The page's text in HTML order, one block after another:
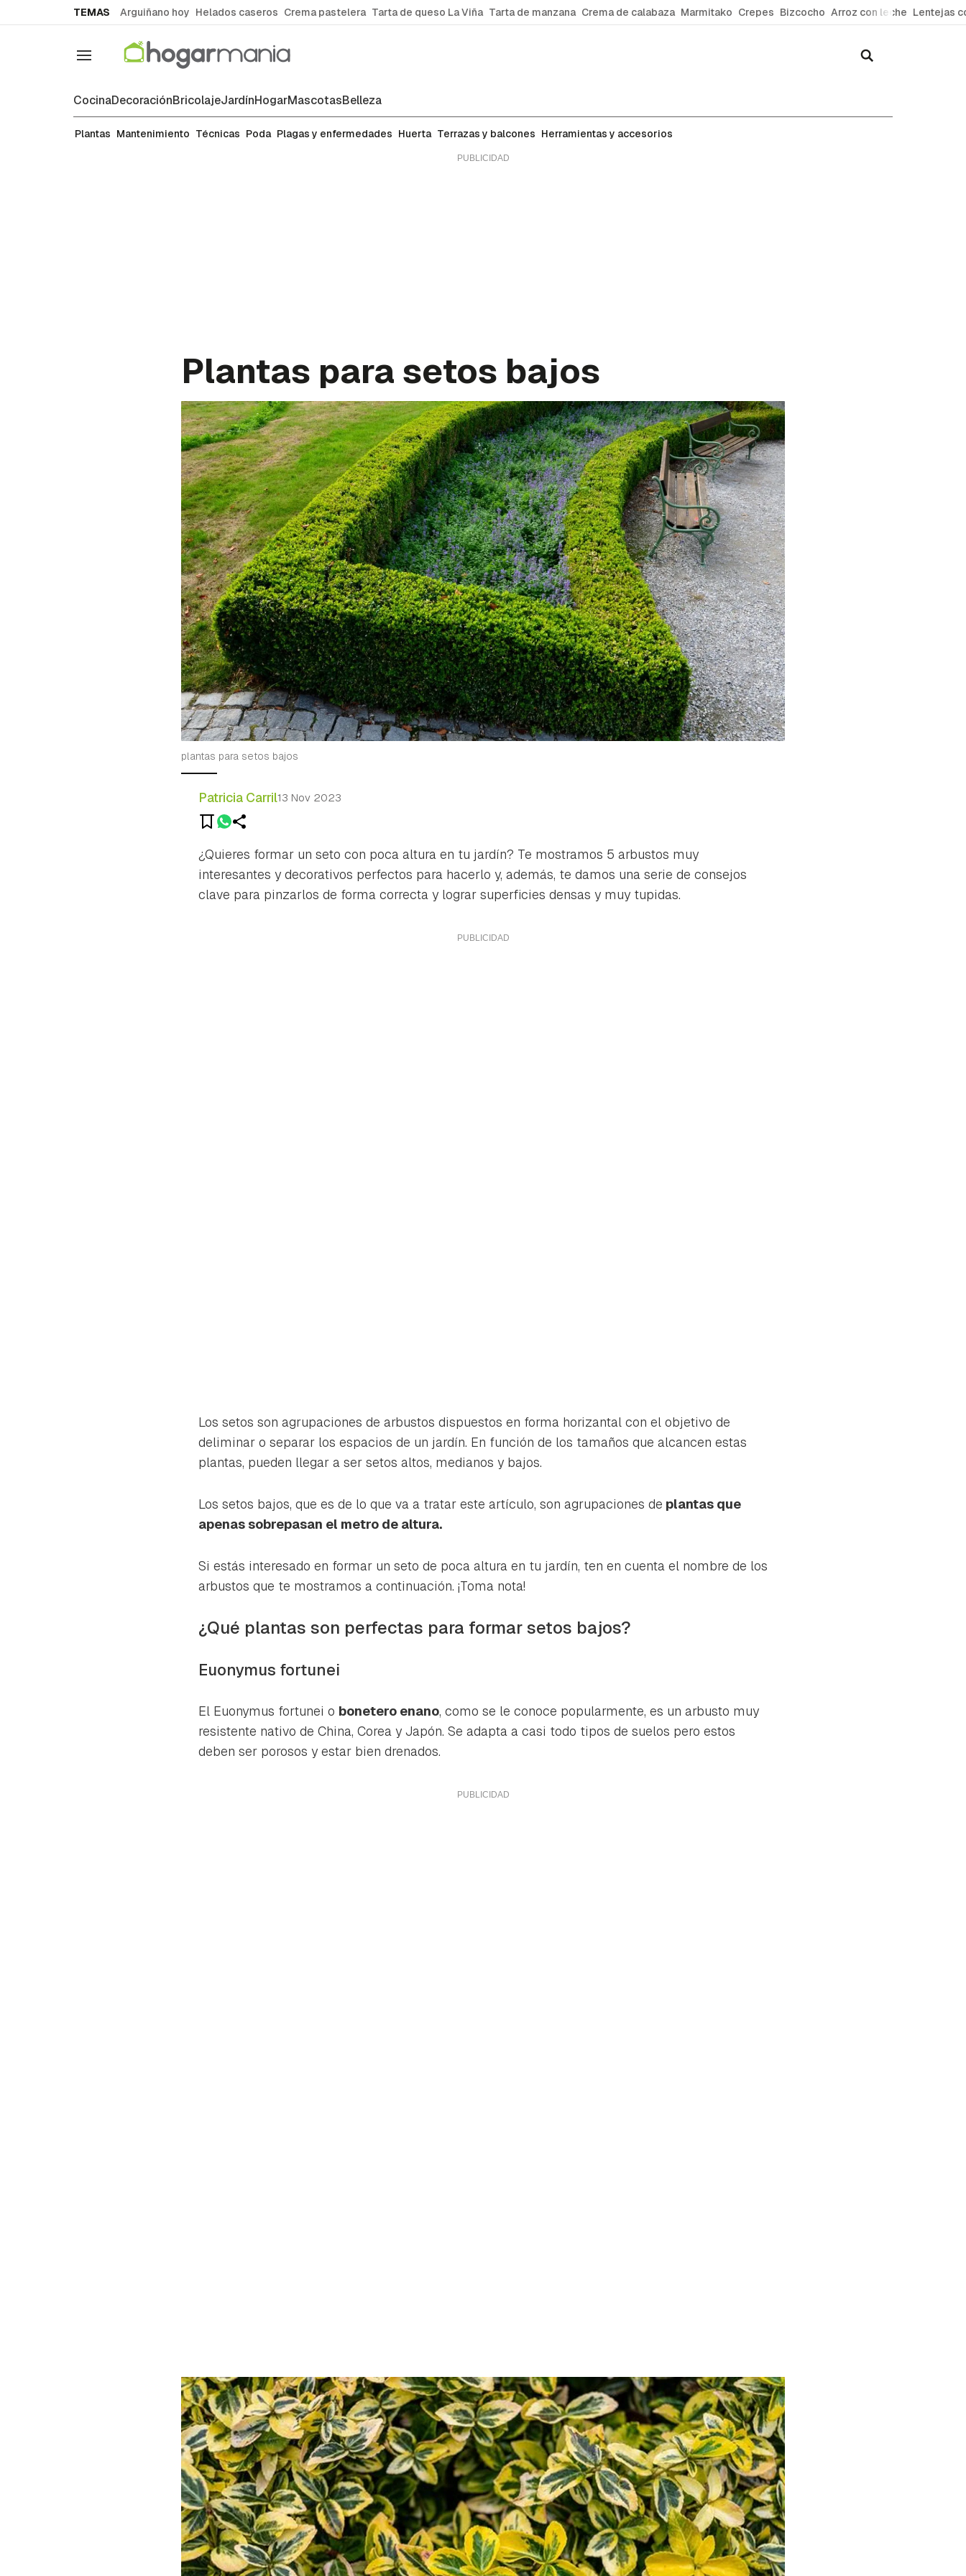
TEMAS Arguiñano hoy Helados caseros Crema pastelera Tarta de queso La Viña Tarta de manzana Crema de calabaza Marmitako Crepes Bizcocho Arroz con leche Lentejas
Navegación
CocinaDecoraciónBricolajeJardínHogarMascotasBelleza
Arbustos
Plantas Mantenimiento Técnicas Poda Plagas y enfermedades Huerta Terrazas y balcones Herramientas y accesorios
Plantas para setos bajos
plantas para setos bajos
Patricia Carril13 Nov 2023
Guardar como favorito
Para poder guardar como favorito, primero has de iniciar sesión con tu
¿Quieres formar un seto con poca altura en tu jardín? Te mostramos 5 arbustos muy
interesantes y decorativos perfectos para hacerlo y, además, te damos una serie de consejos
clave para pinzarlos de forma correcta y lograr superficies densas y muy tupidas.
Los setos son agrupaciones de arbustos dispuestos en forma horizantal con el objetivo de
deliminar o separar los espacios de un jardín. En función de los tamaños que alcancen estas
plantas, pueden llegar a ser setos altos, medianos y bajos.
Los setos bajos, que es de lo que va a tratar este artículo, son agrupaciones de plantas que
apenas sobrepasan el metro de altura.
Si estás interesado en formar un seto de poca altura en tu jardín, ten en cuenta el nombre de los
arbustos que te mostramos a continuación. ¡Toma nota!
¿Qué plantas son perfectas para formar setos bajos?
Euonymus fortunei
El Euonymus fortunei o bonetero enano, como se le conoce popularmente, es un arbusto muy
resistente nativo de China, Corea y Japón. Se adapta a casi todo tipos de suelos pero estos
deben ser porosos y estar bien drenados.
Contenido enviado